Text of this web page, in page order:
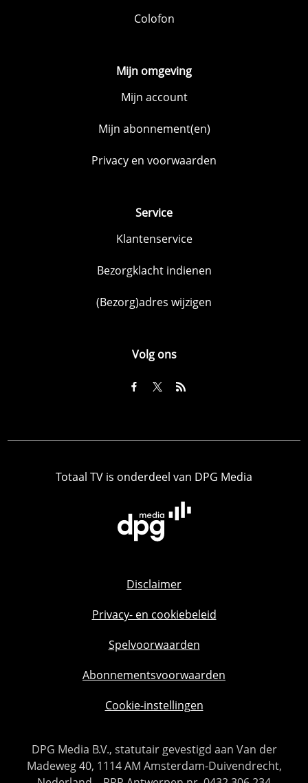
Colofon
Mijn omgeving
Mijn account
Mijn abonnement(en)
Privacy en voorwaarden
Service
Klantenservice
Bezorgklacht indienen
(Bezorg)adres wijzigen
Volg ons
Totaal TV is onderdeel van DPG Media
Disclaimer
Privacy- en cookiebeleid
Spelvoorwaarden
Abonnementsvoorwaarden
Cookie-instellingen
DPG Media B.V., statutair gevestigd aan Van der
Madeweg 40, 1114 AM Amsterdam-Duivendrecht,